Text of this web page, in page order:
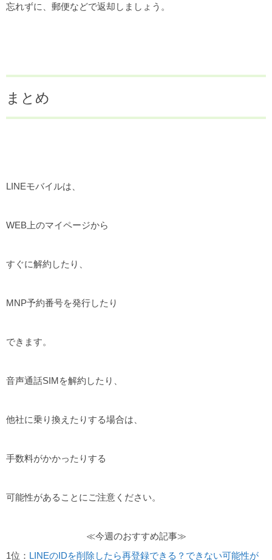
忘れずに、郵便などで返却しましょう。
まとめ
LINEモバイルは、
WEB上のマイページから
すぐに解約したり、
MNP予約番号を発行したり
できます。
音声通話SIMを解約したり、
他社に乗り換えたりする場合は、
手数料がかかったりする
可能性があることにご注意ください。
≪今週のおすすめ記事≫
1位： LINEのIDを削除したら再登録できる？できない可能性が